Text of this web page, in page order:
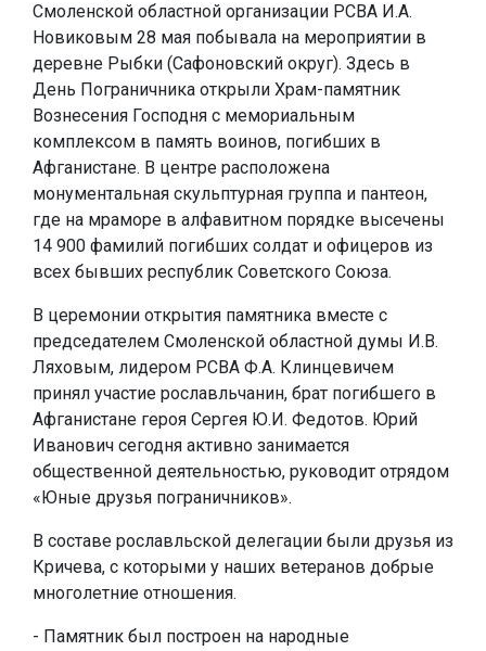
Смоленской областной организации РСВА И.А.
Новиковым 28 мая побывала на мероприятии в
деревне Рыбки (Сафоновский округ). Здесь в
День Пограничника открыли Храм-памятник
Вознесения Господня с мемориальным
комплексом в память воинов, погибших в
Афганистане. В центре расположена
монументальная скульптурная группа и пантеон,
где на мраморе в алфавитном порядке высечены
14 900 фамилий погибших солдат и офицеров из
всех бывших республик Советского Союза.
В церемонии открытия памятника вместе с
председателем Смоленской областной думы И.В.
Ляховым, лидером РСВА Ф.А. Клинцевичем
принял участие рославльчанин, брат погибшего в
Афганистане героя Сергея Ю.И. Федотов. Юрий
Иванович сегодня активно занимается
общественной деятельностью, руководит отрядом
«Юные друзья пограничников».
В составе рославльской делегации были друзья из
Кричева, с которыми у наших ветеранов добрые
многолетние отношения.
- Памятник был построен на народные